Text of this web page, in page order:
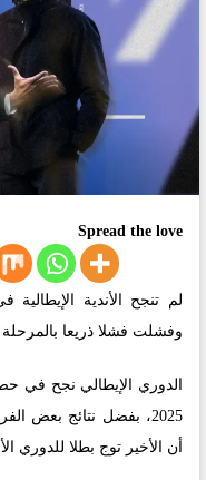
Spread the love
لم تنجح الأندية
وفشلت فشلا ذريعا
2025، بفضل نتائج بعض
أن الأخير توج بطلا للدوري